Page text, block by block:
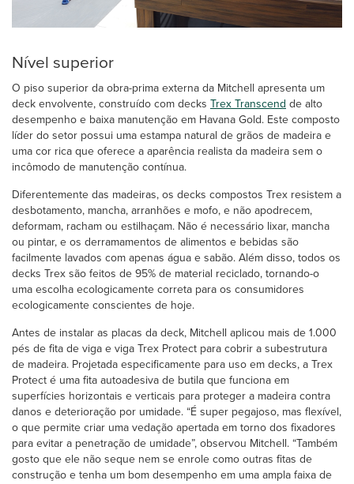
Nível superior
O piso superior da obra-prima externa da Mitchell apresenta um
deck envolvente, construído com decks Trex Transcend de alto
desempenho e baixa manutenção em Havana Gold. Este composto
líder do setor possui uma estampa natural de grãos de madeira e
uma cor rica que oferece a aparência realista da madeira sem o
incômodo de manutenção contínua.
Diferentemente das madeiras, os decks compostos Trex resistem a
desbotamento, mancha, arranhões e mofo, e não apodrecem,
deformam, racham ou estilhaçam. Não é necessário lixar, mancha
ou pintar, e os derramamentos de alimentos e bebidas são
facilmente lavados com apenas água e sabão. Além disso, todos os
decks Trex são feitos de 95% de material reciclado, tornando-o
uma escolha ecologicamente correta para os consumidores
ecologicamente conscientes de hoje.
Antes de instalar as placas da deck, Mitchell aplicou mais de 1.000
pés de fita de viga e viga Trex Protect para cobrir a subestrutura
de madeira. Projetada especificamente para uso em decks, a Trex
Protect é uma fita autoadesiva de butila que funciona em
superfícies horizontais e verticais para proteger a madeira contra
danos e deterioração por umidade. “É super pegajoso, mas flexível,
o que permite criar uma vedação apertada em torno dos fixadores
para evitar a penetração de umidade”, observou Mitchell. “Também
gosto que ele não seque nem se enrole como outras fitas de
construção e tenha um bom desempenho em uma ampla faixa de